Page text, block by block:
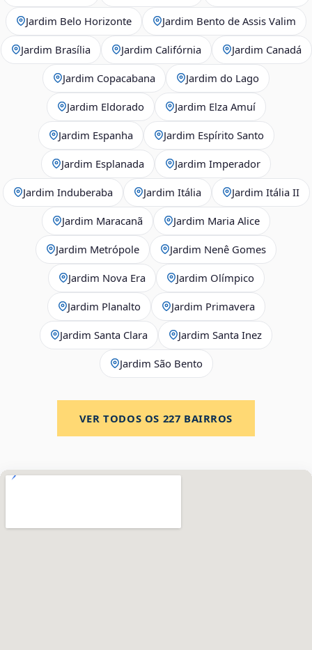
Jardim Belo Horizonte Jardim Bento de Assis Valim
Jardim Brasília Jardim Califórnia Jardim Canadá
Jardim Copacabana Jardim do Lago
Jardim Eldorado Jardim Elza Amuí
Jardim Espanha Jardim Espírito Santo
Jardim Esplanada Jardim Imperador
Jardim Induberaba Jardim Itália Jardim Itália II
Jardim Maracanã Jardim Maria Alice
Jardim Metrópole Jardim Nenê Gomes
Jardim Nova Era Jardim Olímpico
Jardim Planalto Jardim Primavera
Jardim Santa Clara Jardim Santa Inez
Jardim São Bento
VER TODOS OS 227 BAIRROS